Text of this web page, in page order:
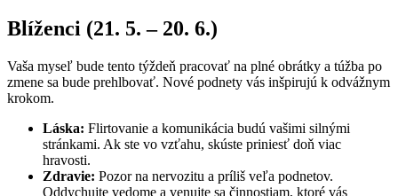
Blíženci (21. 5. – 20. 6.)
Vaša myseľ bude tento týždeň pracovať na plné obrátky a túžba po
zmene sa bude prehlbovať. Nové podnety vás inšpirujú k odvážnym
krokom.
Láska: Flirtovanie a komunikácia budú vašimi silnými
stránkami. Ak ste vo vzťahu, skúste priniesť doň viac
hravosti.
Zdravie: Pozor na nervozitu a príliš veľa podnetov.
Oddychujte vedome a venujte sa činnostiam, ktoré vás